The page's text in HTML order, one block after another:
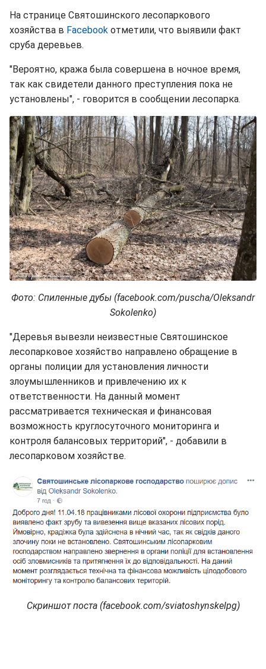
На странице Святошинского лесопаркового
хозяйства в Facebook отметили, что выявили факт
сруба деревьев.
"Вероятно, кража была совершена в ночное время,
так как свидетели данного преступления пока не
установлены", - говорится в сообщении лесопарка.
Фото: Спиленные дубы (facebook.com/puscha/Oleksandr
Sokolenko)
"Деревья вывезли неизвестные Святошинское
лесопарковое хозяйство направлено обращение в
органы полиции для установления личности
злоумышленников и привлечению их к
ответственности. На данный момент
рассматривается техническая и финансовая
возможность круглосуточного мониторинга и
контроля балансовых территорий", - добавили в
лесопарковом хозяйстве.
Скриншот поста (facebook.com/sviatoshynskelpg)